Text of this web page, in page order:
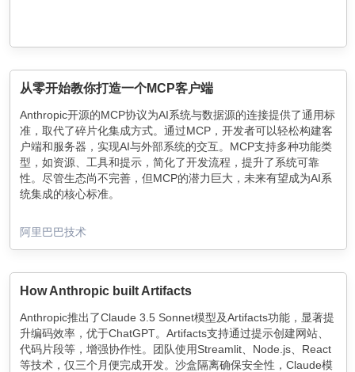
从零开始教你打造一个MCP客户端
Anthropic开源的MCP协议为AI系统与数据源的连接提供了通用标
准，取代了碎片化集成方式。通过MCP，开发者可以轻松构建客
户端和服务器，实现AI与外部系统的交互。MCP支持多种功能类
型，如资源、工具和提示，简化了开发流程，提升了系统可靠
性。尽管生态尚不完善，但MCP的潜力巨大，未来有望成为AI系
统集成的核心标准。
阿里巴巴技术
How Anthropic built Artifacts
Anthropic推出了Claude 3.5 Sonnet模型及Artifacts功能，显著提
升编码效率，优于ChatGPT。Artifacts支持通过提示创建网站、
代码片段等，增强协作性。团队使用Streamlit、Node.js、React
等技术，仅三个月便完成开发。沙盒隔离确保安全性，Claude模